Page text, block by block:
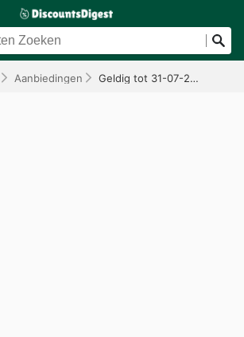
Aanbiedingen Geldig tot 31-07-2026